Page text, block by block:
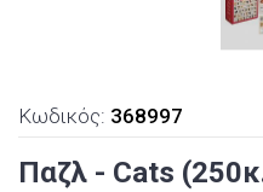
Κωδικός: 368997
Παζλ - Cats